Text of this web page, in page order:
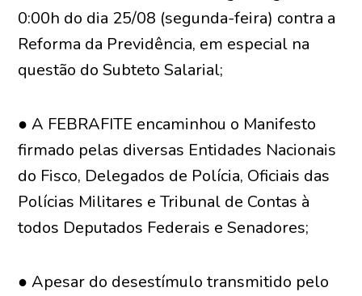
0:00h do dia 25/08 (segunda-feira) contra a
Reforma da Previdência, em especial na
questão do Subteto Salarial;
● A FEBRAFITE encaminhou o Manifesto
firmado pelas diversas Entidades Nacionais
do Fisco, Delegados de Polícia, Oficiais das
Polícias Militares e Tribunal de Contas à
todos Deputados Federais e Senadores;
● Apesar do desestímulo transmitido pelo